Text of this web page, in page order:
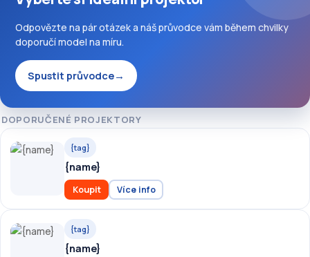
Odpovězte na pár otázek a náš průvodce vám během chvilky
doporučí model na míru.
Spustit průvodce→
DOPORUČENÉ PROJEKTORY
{tag}
{name}
Koupit Více info
{tag}
{name}